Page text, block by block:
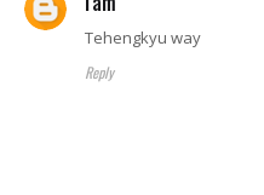
Tehengkyu way
Reply